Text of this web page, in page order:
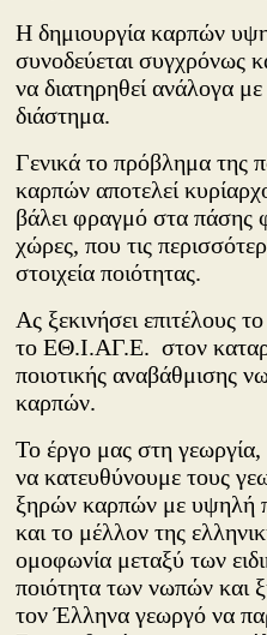
Η δημιουργία καρπών
συνοδεύεται συγχρόνως
να διατηρηθεί ανάλογα
διάστημα.
Γενικά το πρόβλημα της
καρπών αποτελεί
βάλει φραγμό στα πάσης
χώρες, που τις
στοιχεία ποιότητας.
Ας ξεκινήσει επιτέλους
το ΕΘ.Ι.ΑΓ.Ε. στον
ποιοτικής αναβάθμισης
καρπών.
Το έργο μας στη γεωργία,
να κατευθύνουμε τους
ξηρών καρπών με υψηλή
και το μέλλον της
ομοφωνία μεταξύ των
ποιότητα των νωπών και
τον Έλληνα γεωργό να